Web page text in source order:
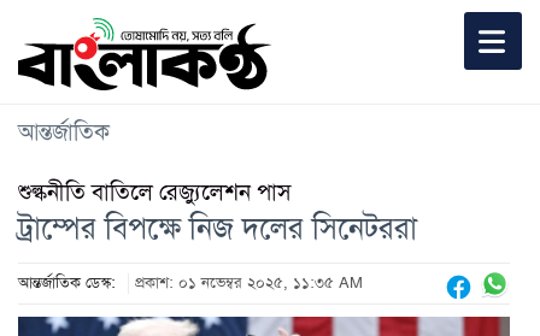
আন্তর্জাতিক
শুল্কনীতি বাতিলে রেজ্যুলেশন পাস
ট্রাম্পের বিপক্ষে নিজ দলের সিনেটররা
আন্তর্জাতিক ডেস্ক: প্রকাশ: ০১ নভেম্বর ২০২৫, ১১:৩৫ AM